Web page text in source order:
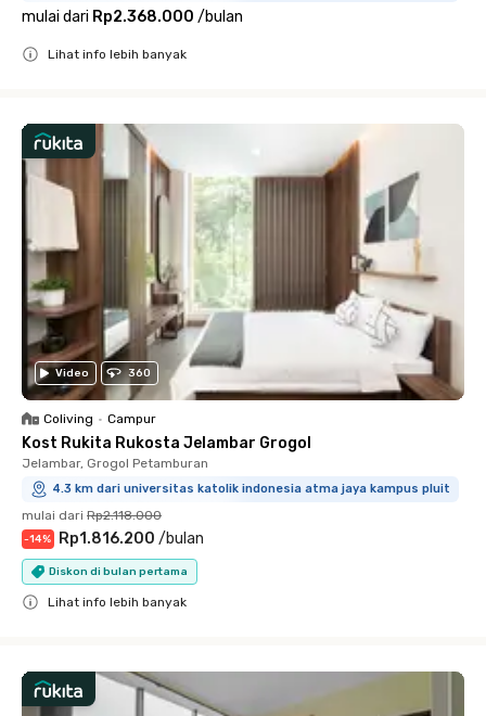
mulai dari Rp2.368.000 /bulan
Lihat info lebih banyak
Video 360
Coliving • Campur
Kost Rukita Rukosta Jelambar Grogol
Jelambar, Grogol Petamburan
4.3 km dari universitas katolik indonesia atma jaya kampus pluit
mulai dari Rp2.118.000
-14% Rp1.816.200 /bulan
Diskon di bulan pertama
Lihat info lebih banyak